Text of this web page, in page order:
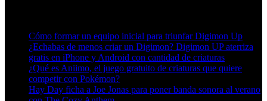
Cómo formar un equipo inicial para triunfar Digimon Up
¿Echabas de menos criar un Digimon? Digimon UP aterriza
gratis en iPhone y Android con cantidad de criaturas
¿Qué es Aniimo, el juego gratuito de criaturas que quiere
competir con Pokémon?
Hay Day ficha a Joe Jonas para poner banda sonora al verano